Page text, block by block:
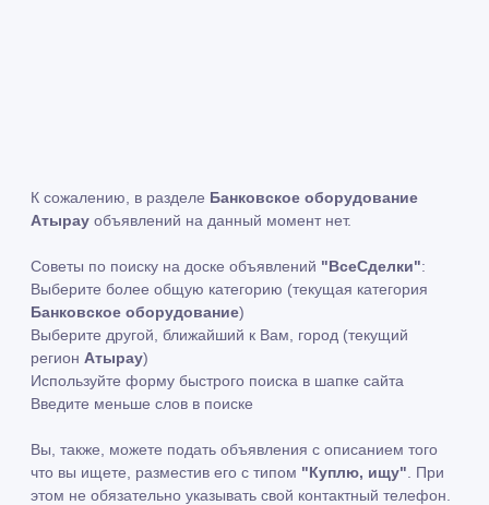
К сожалению, в разделе Банковское оборудование
Атырау объявлений на данный момент нет.
Советы по поиску на доске объявлений "ВсеСделки":
Выберите более общую категорию (текущая категория
Банковское оборудование)
Выберите другой, ближайший к Вам, город (текущий
регион Атырау)
Используйте форму быстрого поиска в шапке сайта
Введите меньше слов в поиске
Вы, также, можете подать объявления с описанием того
что вы ищете, разместив его с типом "Куплю, ищу" . При
этом не обязательно указывать свой контактный телефон.